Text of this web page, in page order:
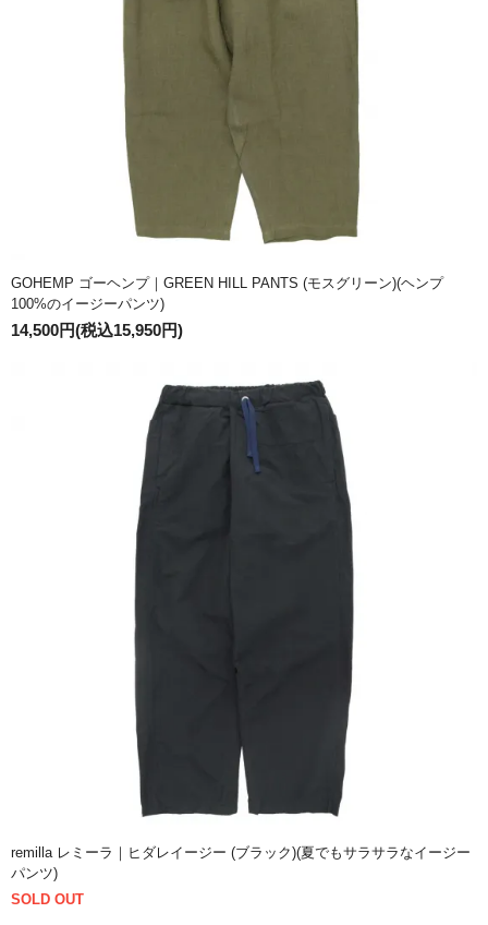
GOHEMP ゴーヘンプ｜GREEN HILL PANTS (モスグリーン)(ヘンプ
100%のイージーパンツ)
14,500円(税込15,950円)
remilla レミーラ｜ヒダレイージー (ブラック)(夏でもサラサラなイージー
パンツ)
SOLD OUT